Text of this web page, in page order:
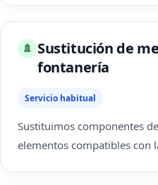
🚿 Sustitución de
fontanería
Servicio habitual
Sustituimos componentes
elementos compatibles con